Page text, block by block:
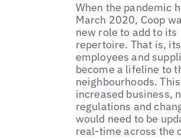
When the pandemic
March 2020, Coop
new role to add to its
repertoire. That is, its
employees and
become a lifeline to
neighbourhoods.
increased business,
regulations and
would need to be
real-time across the